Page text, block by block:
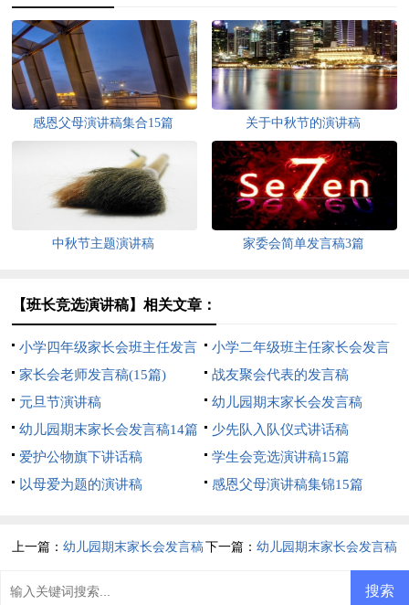
感恩父母演讲稿集合15篇 关于中秋节的演讲稿
中秋节主题演讲稿 家委会简单发言稿3篇
【班长竞选演讲稿】相关文章：
小学四年级家长会班主任发言
稿
小学二年级班主任家长会发言
稿
家长会老师发言稿(15篇)
战友聚会代表的发言稿
元旦节演讲稿
幼儿园期末家长会发言稿
幼儿园期末家长会发言稿14篇
少先队入队仪式讲话稿
爱护公物旗下讲话稿
学生会竞选演讲稿15篇
以母爱为题的演讲稿
感恩父母演讲稿集锦15篇
上一篇：幼儿园期末家长会发言稿下一篇： 幼儿园期末家长会发言稿